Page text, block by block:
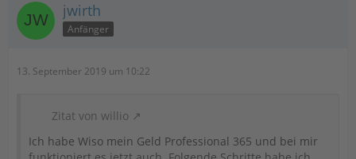
jwirth
Anfänger
13. September 2019 um 10:22
Zitat von willio
Ich habe Wiso mein Geld Professional 365 und bei mir